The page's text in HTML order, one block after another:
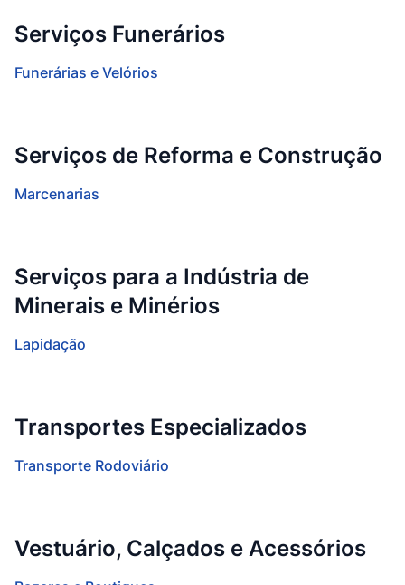
Serviços Funerários
Funerárias e Velórios
Serviços de Reforma e Construção
Marcenarias
Serviços para a Indústria de
Minerais e Minérios
Lapidação
Transportes Especializados
Transporte Rodoviário
Vestuário, Calçados e Acessórios